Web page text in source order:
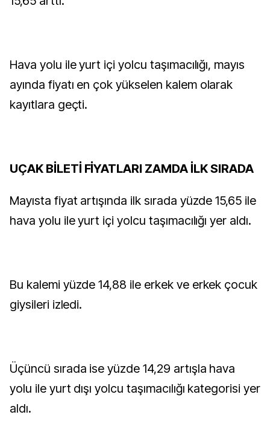
Hava yolu ile yurt içi yolcu taşımacılığı, mayıs
ayında fiyatı en çok yükselen kalem olarak
kayıtlara geçti.
UÇAK BİLETİ FİYATLARI ZAMDA İLK SIRADA
Mayısta fiyat artışında ilk sırada yüzde 15,65 ile
hava yolu ile yurt içi yolcu taşımacılığı yer aldı.
Bu kalemi yüzde 14,88 ile erkek ve erkek çocuk
giysileri izledi.
Üçüncü sırada ise yüzde 14,29 artışla hava
yolu ile yurt dışı yolcu taşımacılığı kategorisi yer
aldı.